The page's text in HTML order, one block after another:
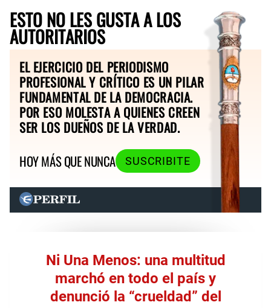
ESTO NO LES GUSTA A LOS
AUTORITARIOS
EL EJERCICIO DEL PERIODISMO
PROFESIONAL Y CRÍTICO ES UN PILAR
FUNDAMENTAL DE LA DEMOCRACIA.
POR ESO MOLESTA A QUIENES CREEN
SER LOS DUEÑOS DE LA VERDAD.
HOY MÁS QUE NUNCA
SUSCRIBITE
Ni Una Menos: una multitud
marchó en todo el país y
denunció la “crueldad” del